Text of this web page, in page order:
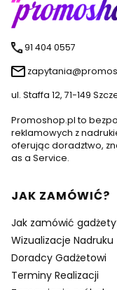
91 404 0557
ul. Staffa 12, 71-149
Promoshop.pl to
reklamowych z
oferując doradztwo,
as a Service.
Linki w stopce
JAK ZAMÓWIĆ?
Jak zamówić
Wizualizacje Nadruku
Doradcy Gadżetowi
Terminy Realizacji